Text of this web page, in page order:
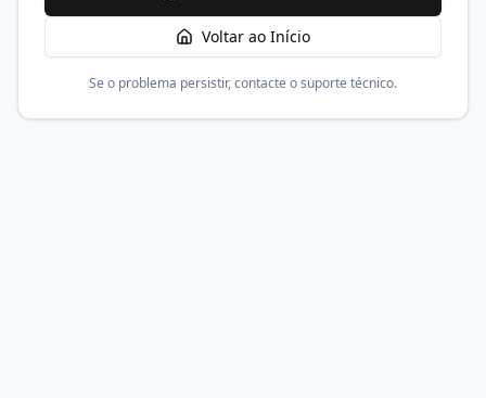
Voltar ao Início
Se o problema persistir, contacte o suporte técnico.